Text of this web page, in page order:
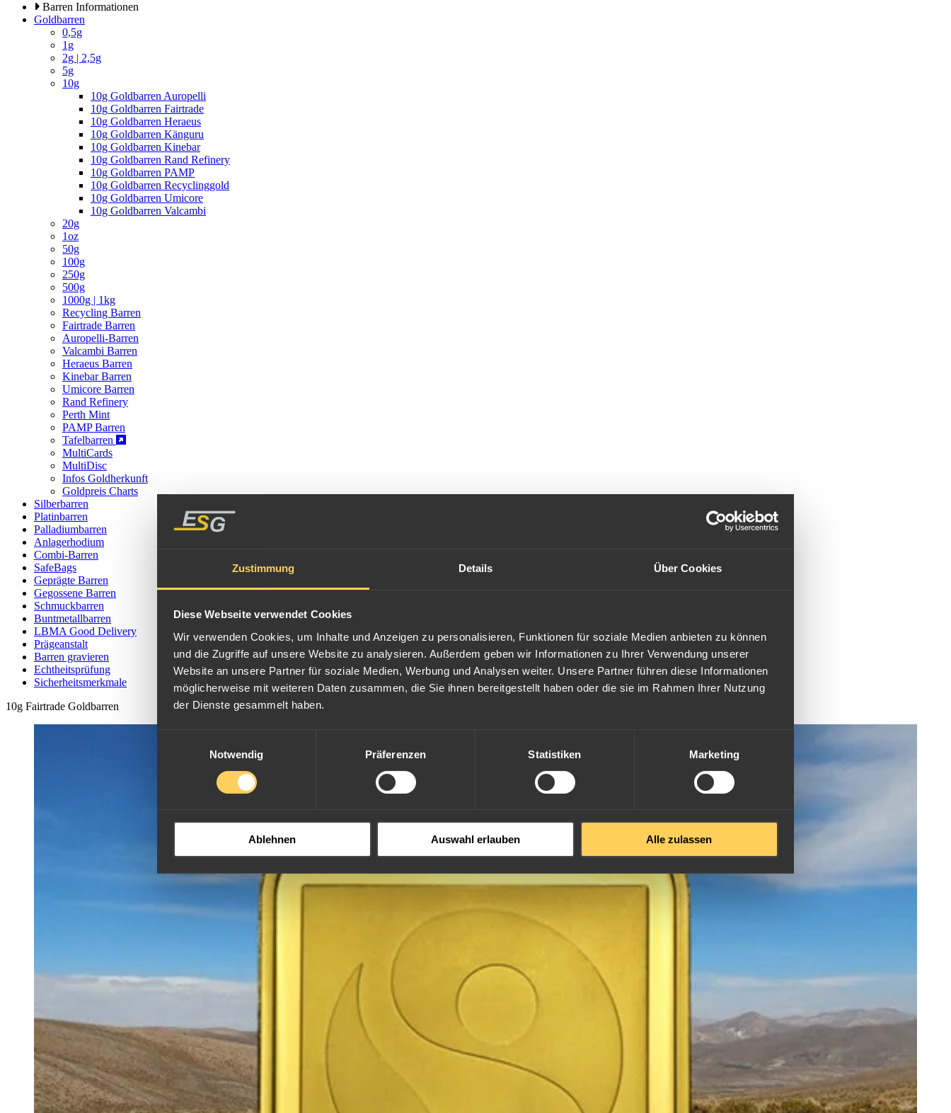
Zustimmung Details Über Cookies
Diese Webseite verwendet Cookies
Wir verwenden Cookies, um Inhalte und Anzeigen zu personalisieren, Funktionen für soziale Medien anbieten zu können
und die Zugriffe auf unsere Website zu analysieren. Außerdem geben wir Informationen zu Ihrer Verwendung unserer
Website an unsere Partner für soziale Medien, Werbung und Analysen weiter. Unsere Partner führen diese Informationen
möglicherweise mit weiteren Daten zusammen, die Sie ihnen bereitgestellt haben oder die sie im Rahmen Ihrer Nutzung
der Dienste gesammelt haben.
Notwendig
Präferenzen Statistiken Marketing
Ablehnen Auswahl erlauben Alle zulassen
Barren Informationen
Goldbarren
0,5g
1g
2g | 2,5g
5g
10g
10g Goldbarren Auropelli
10g Goldbarren Fairtrade
10g Goldbarren Heraeus
10g Goldbarren Känguru
10g Goldbarren Kinebar
10g Goldbarren Rand Refinery
10g Goldbarren PAMP
10g Goldbarren Recyclinggold
10g Goldbarren Umicore
10g Goldbarren Valcambi
20g
1oz
50g
100g
250g
500g
1000g | 1kg
Recycling Barren
Fairtrade Barren
Auropelli-Barren
Valcambi Barren
Heraeus Barren
Kinebar Barren
Umicore Barren
Rand Refinery
Perth Mint
PAMP Barren
Tafelbarren
MultiCards
MultiDisc
Infos Goldherkunft
Goldpreis Charts
Silberbarren
Platinbarren
Palladiumbarren
Anlagerhodium
Combi-Barren
SafeBags
Geprägte Barren
Gegossene Barren
Schmuckbarren
Buntmetallbarren
LBMA Good Delivery
Prägeanstalt
Barren gravieren
Echtheitsprüfung
Sicherheitsmerkmale
10g Fairtrade Goldbarren